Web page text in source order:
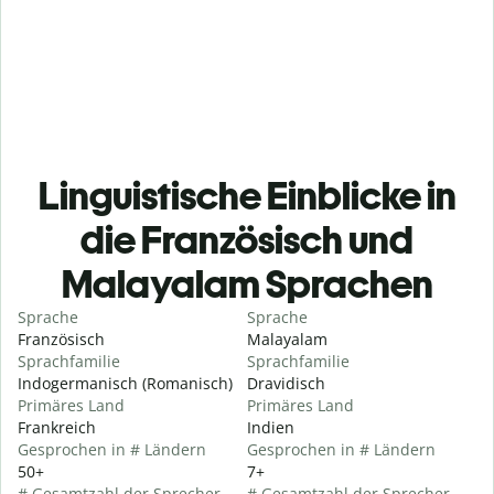
Linguistische Einblicke in
die Französisch und
Malayalam Sprachen
Sprache
Französisch
Sprachfamilie
Indogermanisch (Romanisch)
Primäres Land
Frankreich
Gesprochen in # Ländern
50+
Sprache
Malayalam
Sprachfamilie
Dravidisch
Primäres Land
Indien
Gesprochen in # Ländern
7+